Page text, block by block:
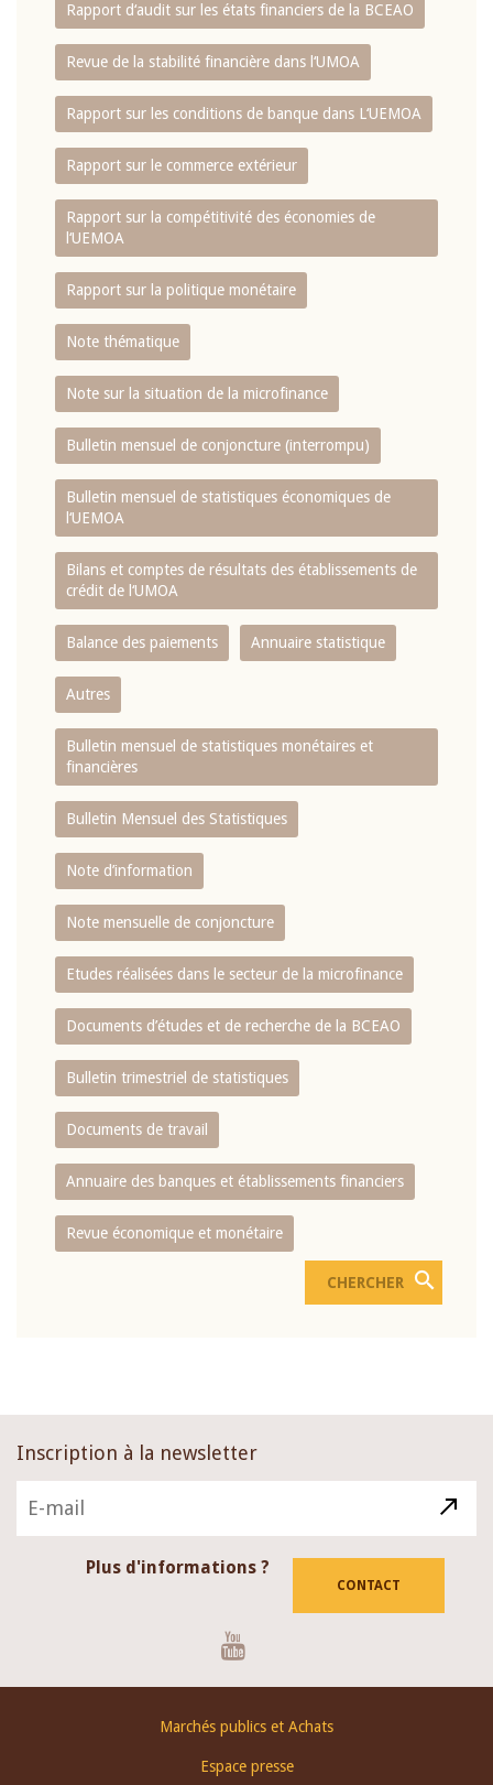
Rapport d‘audit sur les états financiers de la BCEAO
Revue de la stabilité financière dans l‘UMOA
Rapport sur les conditions de banque dans L‘UEMOA
Rapport sur le commerce extérieur
Rapport sur la compétitivité des économies de
l‘UEMOA
Rapport sur la politique monétaire
Note thématique
Note sur la situation de la microfinance
Bulletin mensuel de conjoncture (interrompu)
Bulletin mensuel de statistiques économiques de
l‘UEMOA
Bilans et comptes de résultats des établissements de
crédit de l‘UMOA
Balance des paiements Annuaire statistique
Autres
Bulletin mensuel de statistiques monétaires et
financières
Bulletin Mensuel des Statistiques
Note d’information
Note mensuelle de conjoncture
Etudes réalisées dans le secteur de la microfinance
Documents d’études et de recherche de la BCEAO
Bulletin trimestriel de statistiques
Documents de travail
Annuaire des banques et établissements financiers
Revue économique et monétaire
Inscription à la newsletter
Plus d'informations ?
CONTACT
Marchés publics et Achats
Espace presse